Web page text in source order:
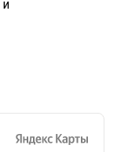
и